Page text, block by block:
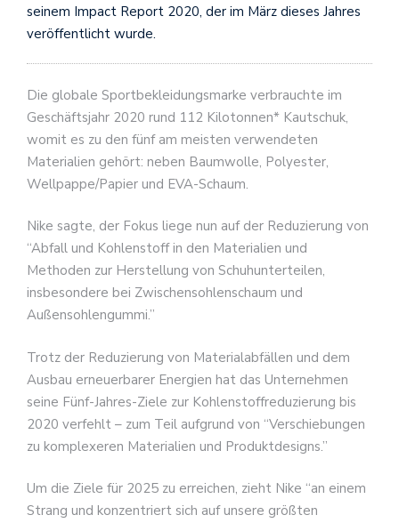
seinem Impact Report 2020, der im März dieses Jahres
veröffentlicht wurde.
Die globale Sportbekleidungsmarke verbrauchte im
Geschäftsjahr 2020 rund 112 Kilotonnen* Kautschuk,
womit es zu den fünf am meisten verwendeten
Materialien gehört: neben Baumwolle, Polyester,
Wellpappe/Papier und EVA-Schaum.
Nike sagte, der Fokus liege nun auf der Reduzierung von
“Abfall und Kohlenstoff in den Materialien und
Methoden zur Herstellung von Schuhunterteilen,
insbesondere bei Zwischensohlenschaum und
Außensohlengummi.”
Trotz der Reduzierung von Materialabfällen und dem
Ausbau erneuerbarer Energien hat das Unternehmen
seine Fünf-Jahres-Ziele zur Kohlenstoffreduzierung bis
2020 verfehlt – zum Teil aufgrund von “Verschiebungen
zu komplexeren Materialien und Produktdesigns.”
Um die Ziele für 2025 zu erreichen, zieht Nike “an einem
Strang und konzentriert sich auf unsere größten